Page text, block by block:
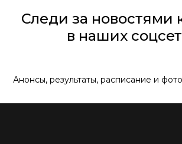
Следи за новостями
в наших
Анонсы, результаты, расписание и